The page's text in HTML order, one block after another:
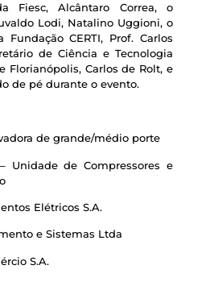
Fiesc, Alcântaro Correa, o
Lodi, Natalino Uggioni, o
CERTI, Prof. Carlos
de Ciência e Tecnologia
Florianópolis, Carlos de Rolt, e
de pé durante o evento.
de grande/médio porte
Unidade de Compressores e
Elétricos S.A.
e Sistemas Ltda
S.A.